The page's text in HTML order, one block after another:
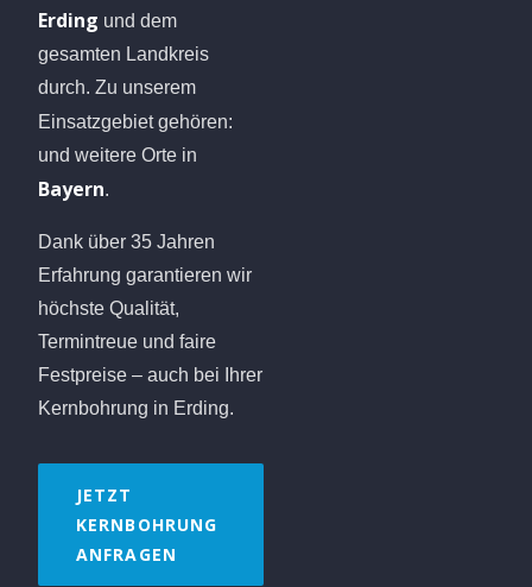
Erding und dem
gesamten Landkreis
durch. Zu unserem
Einsatzgebiet gehören:
und weitere Orte in
Bayern.
Dank über 35 Jahren
Erfahrung garantieren wir
höchste Qualität,
Termintreue und faire
Festpreise – auch bei Ihrer
Kernbohrung in Erding.
JETZT
KERNBOHRUNG
ANFRAGEN